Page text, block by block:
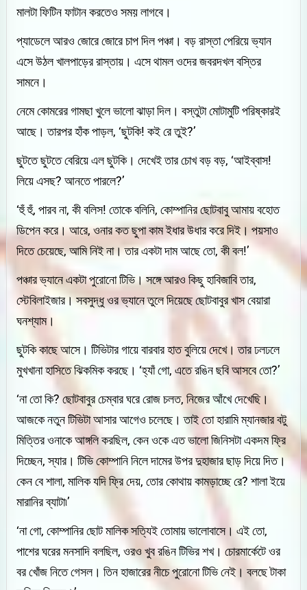
মালটা ফিটিন ফাটান করতেও সময় লাগবে।
প্যাডেলে আরও জোরে জোরে চাপ দিল পঞ্চা। বড় রাস্তা পেরিয়ে ভ্যান
এসে উঠল খালপাড়ের রাস্তায়। এসে থামল ওদের জবরদখল বস্তির
সামনে।
নেমে কোমরের গামছা খুলে ভালো ঝাড়া দিল। বস্তুটা মোটামুটি পরিষ্কারই
আছে। তারপর হাঁক পাড়ল, ‘ছুটকি! কই রে তুই?’
ছুটতে ছুটতে বেরিয়ে এল ছুটকি। দেখেই তার চোখ বড় বড়, ‘আইব্বাস!
লিয়ে এসছ? আনতে পারলে?’
‘হুঁ হুঁ, পারব না, কী বলিস! তোকে বলিনি, কোম্পানির ছোটবাবু আমায় বহোত
ডিপেন করে। আরে, ওনার কত ছুপা কাম ইধার উধার করে দিই। পয়সাও
দিতে চেয়েছে, আমি নিই না। তার একটা দাম আছে তো, কী বল!’
পঞ্চার ভ্যানে একটা পুরোনো টিভি। সঙ্গে আরও কিছু হাবিজাবি তার,
স্টেবিলাইজার। সবসুদ্ধু ওর ভ্যানে তুলে দিয়েছে ছোটবাবুর খাস বেয়ারা
ঘনশ্যাম।
ছুটকি কাছে আসে। টিভিটার গায়ে বারবার হাত বুলিয়ে দেখে। তার ঢলঢলে
মুখখানা হাসিতে ঝিকমিক করছে। ‘হ্যাঁ গো, এতে রঙিন ছবি আসবে তো?’
‘না তো কি? ছোটবাবুর চেম্বার ঘরে রোজ চলত, নিজের আঁখে দেখেছি।
আজকে নতুন টিভিটা আসার আগেও চলেছে। তাই তো হারামি ম্যানজার বটু
মিত্তির ওনাকে আঙ্গলি করছিল, কেন ওকে এত ভালো জিনিসটা একদম ফ্রি
দিচ্ছেন, স্যার। টিভি কোম্পানি নিলে দামের উপর দুহাজার ছাড় দিয়ে দিত।
কেন বে শালা, মালিক যদি ফ্রি দেয়, তোর কোথায় কামড়াচ্ছে রে? শালা ইয়ে
মারানির ব্যাটা৷’
‘না গো, কোম্পানির ছোট মালিক সত্যিই তোমায় ভালোবাসে। এই তো,
পাশের ঘরের মনসাদি বলছিল, ওরও খুব রঙিন টিভির শখ। চোরমার্কেটে ওর
বর খোঁজ নিতে গেসল। তিন হাজারের নীচে পুরোনো টিভি নেই। বলছে টাকা